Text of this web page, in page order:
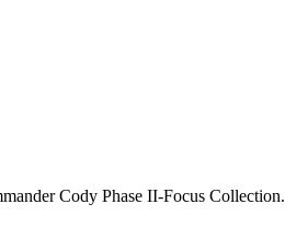
Cody Phase II-Focus Collection.